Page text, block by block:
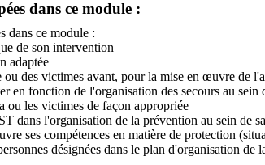
dans ce module :
dans ce module :
de son intervention
adaptée
ou des victimes avant, pour la mise en œuvre de
en fonction de l'organisation des secours au sein
ou les victimes de façon appropriée
dans l'organisation de la prévention au sein de
ses compétences en matière de protection
désignées dans le plan d'organisation de